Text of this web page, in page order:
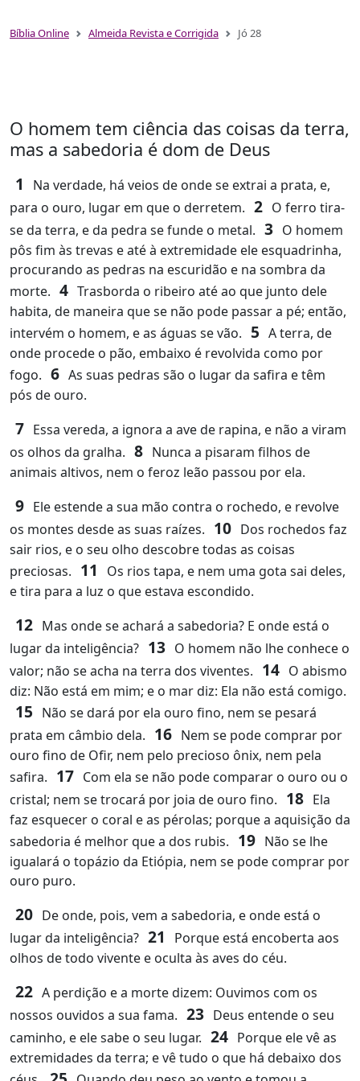
Bíblia Online Almeida Revista e Corrigida Jó 28
O homem tem ciência das coisas da terra,
mas a sabedoria é dom de Deus
1
Na verdade, há veios de onde se extrai a prata, e,
para o ouro, lugar em que o derretem. 2 O ferro tira-
se da terra, e da pedra se funde o metal. 3 O homem
pôs fim às trevas e até à extremidade ele esquadrinha,
procurando as pedras na escuridão e na sombra da
morte. 4 Trasborda o ribeiro até ao que junto dele
habita, de maneira que se não pode passar a pé; então,
intervém o homem, e as águas se vão. 5 A terra, de
onde procede o pão, embaixo é revolvida como por
fogo. 6 As suas pedras são o lugar da safira e têm
pós de ouro.
7 Essa vereda, a ignora a ave de rapina, e não a viram
os olhos da gralha. 8 Nunca a pisaram filhos de
animais altivos, nem o feroz leão passou por ela.
9 Ele estende a sua mão contra o rochedo, e revolve
os montes desde as suas raízes. 10 Dos rochedos faz
sair rios, e o seu olho descobre todas as coisas
preciosas. 11
Os rios tapa, e nem uma gota sai deles,
e tira para a luz o que estava escondido.
12 Mas onde se achará a sabedoria? E onde está o
lugar da inteligência? 13 O homem não lhe conhece o
valor; não se acha na terra dos viventes. 14 O abismo
diz: Não está em mim; e o mar diz: Ela não está comigo.
15 Não se dará por ela ouro fino, nem se pesará
prata em câmbio dela. 16 Nem se pode comprar por
ouro fino de Ofir, nem pelo precioso ônix, nem pela
safira. 17 Com ela se não pode comparar o ouro ou o
cristal; nem se trocará por joia de ouro fino. 18 Ela
faz esquecer o coral e as pérolas; porque a aquisição da
sabedoria é melhor que a dos rubis. 19 Não se lhe
igualará o topázio da Etiópia, nem se pode comprar por
ouro puro.
20 De onde, pois, vem a sabedoria, e onde está o
lugar da inteligência? 21
Porque está encoberta aos
olhos de todo vivente e oculta às aves do céu.
22 A perdição e a morte dizem: Ouvimos com os
nossos ouvidos a sua fama. 23 Deus entende o seu
caminho, e ele sabe o seu lugar. 24 Porque ele vê as
extremidades da terra; e vê tudo o que há debaixo dos